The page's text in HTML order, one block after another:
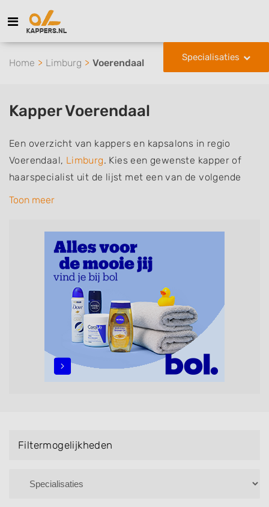
Specialisaties
Home Limburg Voerendaal
Kapper Voerendaal
Een overzicht van kappers en kapsalons in regio
Voerendaal, Limburg. Kies een gewenste kapper of
haarspecialist uit de lijst met een van de volgende
specialisaties of aantekeningen: mannen of
zonder afspraak terecht kunt. De vermelde kappers
kunnen uw haren wassen, knippen, föhnen en kleuren,
maar ook helpen met extensions, balyage, invlechten,
opsteken, weave, een keratinebehandeling, een
permanent, een bruidkapsel, make-up & visagie,
epileren, schoonheidsbehandelingen, het trimmen van
een baard en pruiken. U kunt de zoekresultaten
filteren met behulp van de specialisatie filter en u
Toon meer
Filtermogelijkheden